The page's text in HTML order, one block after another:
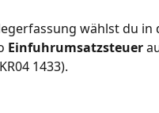
wählst du in
Einfuhrumsatzsteuer
1433).